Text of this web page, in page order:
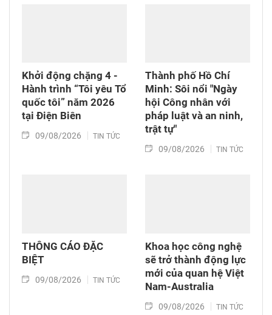
Khởi động chặng 4 -
Hành trình “Tôi yêu Tổ
quốc tôi” năm 2026
tại Điện Biên
09/08/2026 TIN TỨC
Thành phố Hồ Chí
Minh: Sôi nổi "Ngày
hội Công nhân với
pháp luật và an ninh,
trật tự"
09/08/2026 TIN TỨC
THÔNG CÁO ĐẶC
BIỆT
09/08/2026 TIN TỨC
Khoa học công nghệ
sẽ trở thành động lực
mới của quan hệ Việt
Nam-Australia
09/08/2026 TIN TỨC